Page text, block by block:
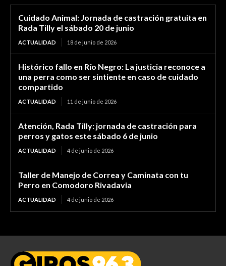
Cuidado Animal: Jornada de castración gratuita en
Rada Tilly el sábado 20 de junio
ACTUALIDAD 18 de junio de 2026
Histórico fallo en Río Negro: La justicia reconoce a
una perra como ser sintiente en caso de cuidado
compartido
ACTUALIDAD 11 de junio de 2026
Atención, Rada Tilly: jornada de castración para
perros y gatos este sábado 6 de junio
ACTUALIDAD 4 de junio de 2026
Taller de Manejo de Correa y Caminata con tu
Perro en Comodoro Rivadavia
ACTUALIDAD 4 de junio de 2026